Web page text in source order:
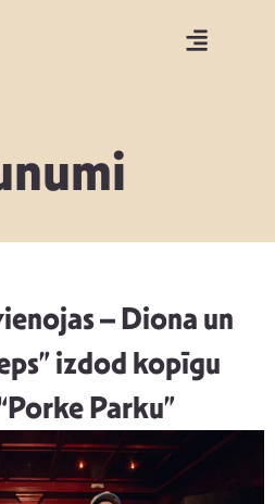
– Diona un
izdod kopīgu
Parku”